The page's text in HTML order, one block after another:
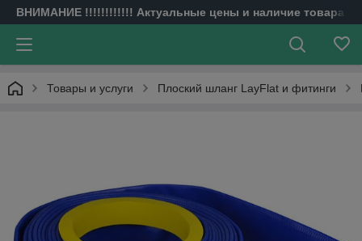
ВНИМАНИЕ !!!!!!!!!!!! Актуальные цены и наличие товара на
Товары и услуги Плоский шланг LayFlat и фитинги